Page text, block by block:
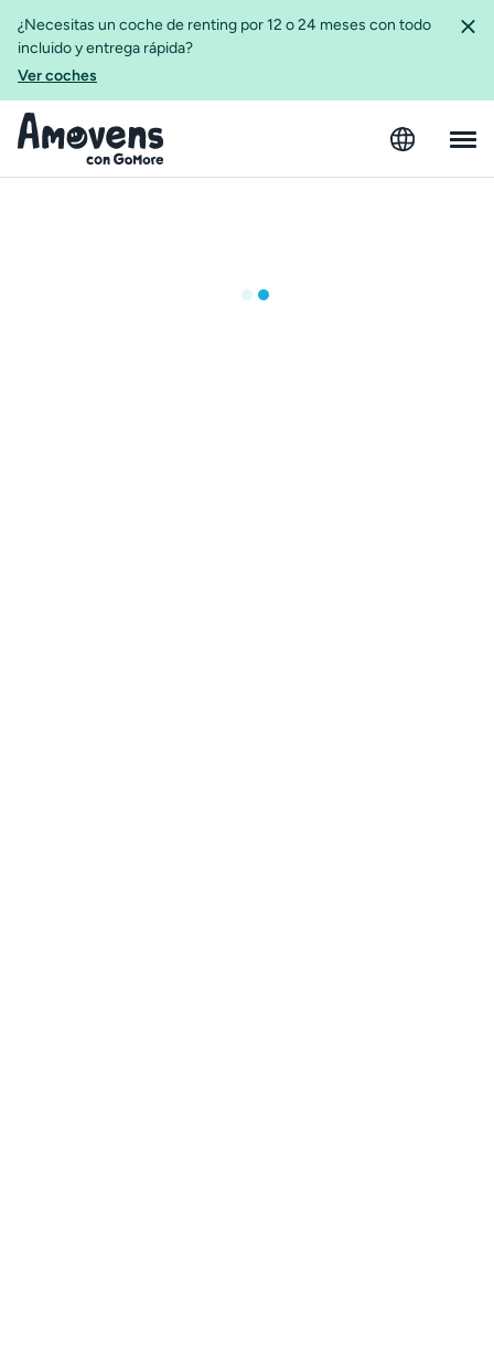
¿Necesitas un coche de renting por 12 o 24 meses con todo
incluido y entrega rápida?
Ver coches